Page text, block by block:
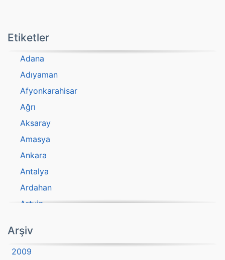
Etiketler
Adana
Adıyaman
Afyonkarahisar
Ağrı
Aksaray
Amasya
Ankara
Antalya
Ardahan
Artvin
Aydın
Balıkesir
Arşiv
2009